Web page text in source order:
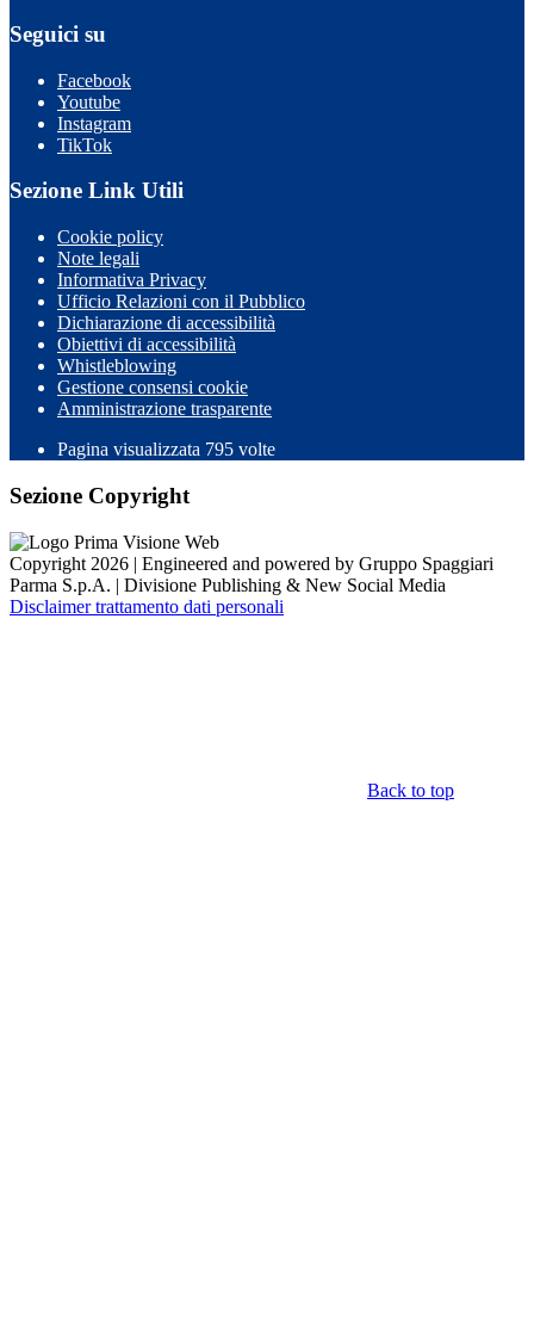
Seguici su
Facebook
Youtube
Instagram
TikTok
Sezione Link Utili
Cookie policy
Note legali
Informativa Privacy
Ufficio Relazioni con il Pubblico
Dichiarazione di accessibilità
Obiettivi di accessibilità
Whistleblowing
Gestione consensi cookie
Amministrazione trasparente
Pagina visualizzata 795 volte
Sezione Copyright
Copyright 2026 | Engineered and powered by Gruppo Spaggiari
Parma S.p.A. | Divisione Publishing & New Social Media
Disclaimer trattamento dati personali
Back to top